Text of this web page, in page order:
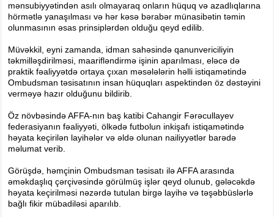
mənsubiyyətindən asılı olmayaraq onların hüquq və azadlıqlarına
hörmətlə yanaşılması və hər kəsə bərabər münasibətin təmin
olunmasının əsas prinsiplərdən olduğu qeyd edilib.
Müvəkkil, eyni zamanda, idman sahəsində qanunvericiliyin
təkmilləşdirilməsi, maarifləndirmə işinin aparılması, eləcə də
praktik fəaliyyətdə ortaya çıxan məsələlərin həlli istiqamətində
Ombudsman təsisatının insan hüquqları aspektindən öz dəstəyini
verməyə hazır olduğunu bildirib.
Öz növbəsində AFFA-nın baş katibi Cahangir Fərəcullayev
federasiyanın fəaliyyəti, ölkədə futbolun inkişafı istiqamətində
həyata keçirilən layihələr və əldə olunan nailiyyətlər barədə
məlumat verib.
Görüşdə, həmçinin Ombudsman təsisatı ilə AFFA arasında
əməkdaşlıq çərçivəsində görülmüş işlər qeyd olunub, gələcəkdə
həyata keçirilməsi nəzərdə tutulan birgə layihə və təşəbbüslərlə
bağlı fikir mübadiləsi aparılıb.